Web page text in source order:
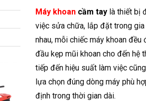
Máy khoancầm taylà thiết bị
việc sửa chữa, lắp đặt trong gia
nhau, mỗi chiếc máy khoan
đầu kẹp mũi khoan cho đến hệ
tiếp đến hiệu suất làm việc
lựa chọn đúng dòng máy phù
định trong thời gian dài.